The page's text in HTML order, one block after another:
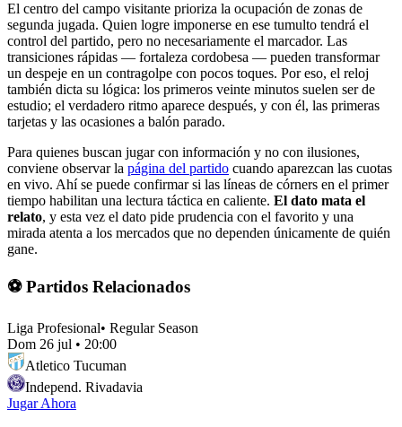
El centro del campo visitante prioriza la ocupación de zonas de
segunda jugada. Quien logre imponerse en ese tumulto tendrá el
control del partido, pero no necesariamente el marcador. Las
transiciones rápidas — fortaleza cordobesa — pueden transformar
un despeje en un contragolpe con pocos toques. Por eso, el reloj
también dicta su lógica: los primeros veinte minutos suelen ser de
estudio; el verdadero ritmo aparece después, y con él, las primeras
tarjetas y las ocasiones a balón parado.
Para quienes buscan jugar con información y no con ilusiones,
conviene observar la página del partido cuando aparezcan las cuotas
en vivo. Ahí se puede confirmar si las líneas de córners en el primer
tiempo habilitan una lectura táctica en caliente. El dato mata el
relato, y esta vez el dato pide prudencia con el favorito y una
mirada atenta a los mercados que no dependen únicamente de quién
gane.
⚽ Partidos Relacionados
Liga Profesional• Regular Season
Dom 26 jul • 20:00
Atletico Tucuman
Independ. Rivadavia
Jugar Ahora